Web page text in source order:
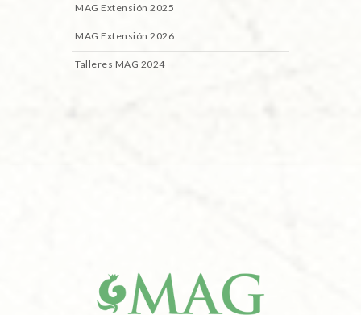
MAG Extensión 2025
MAG Extensión 2026
Talleres MAG 2024